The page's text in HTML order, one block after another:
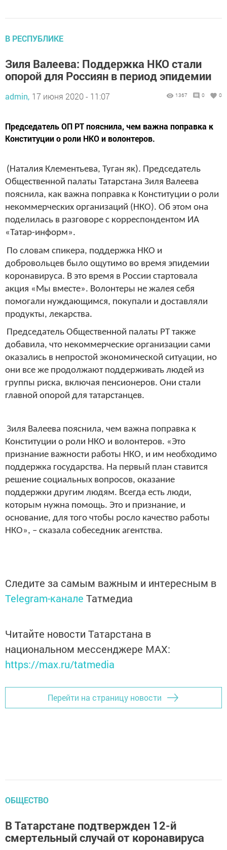
В РЕСПУБЛИКЕ
Зиля Валеева: Поддержка НКО стали
опорой для Россиян в период эпидемии
admin, 17 июня 2020 - 11:07 1367 0 0
Председатель ОП РТ пояснила, чем важна поправка к
Конституции о роли НКО и волонтеров.
(Наталия Клементьева, Туган як). Председатель
Общественной палаты Татарстана Зиля Валеева
пояснила, как важна поправка к Конституции о роли
некоммерческих организаций (НКО). Об этом она
поделилась в разговоре с корреспондентом ИА
«Татар-информ».
По словам спикера, поддержка НКО и
добровольцев было ощутимо во время эпидемии
коронавируса. В это время в России стартовала
акция «Мы вместе». Волонтеры не жалея себя
помогали нуждающимся, покупали и доставляли
продукты, лекарства.
Председатель Общественной палаты РТ также
добавила, что некоммерческие организации сами
оказались в непростой экономической ситуации, но
они все же продолжают поддерживать людей из
группы риска, включая пенсионеров. Они стали
главной опорой для татарстанцев.
Зиля Валеева пояснила, чем важна поправка к
Конституции о роли НКО и волонтеров. «Это
признание важности работы НКО, и им необходимо
поддержка государства. На первый план ставится
решение социальных вопросов, оказание
поддержки другим людям. Всегда есть люди,
которым нужна помощь. Это и признание, и
основание, для того чтобы росло качество работы
НКО», – сказала собеседник агентства.
Следите за самым важным и интересным в
Telegram-канале Татмедиа
Читайте новости Татарстана в
национальном мессенджере MАХ:
https://max.ru/tatmedia
Перейти на страницу новости
ОБЩЕСТВО
В Татарстане подтвержден 12-й
смертельный случай от коронавируса